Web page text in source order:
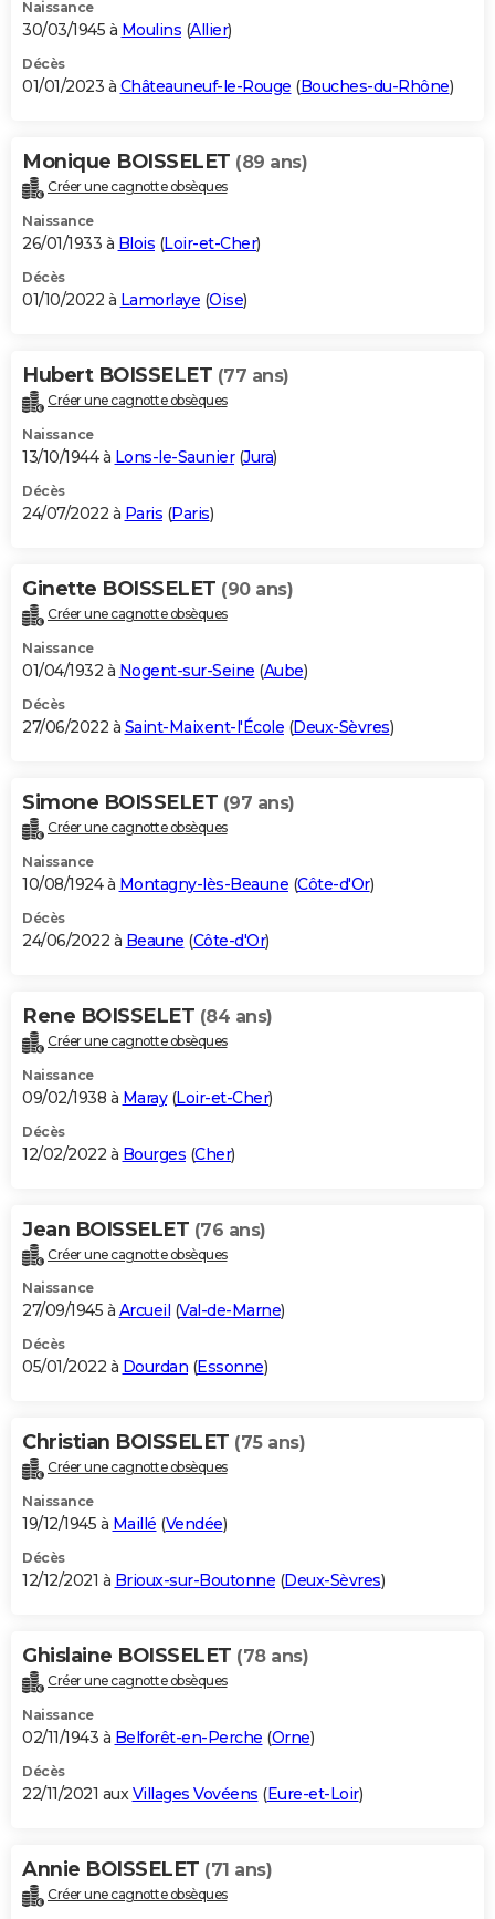
Naissance
30/03/1945 à Moulins (Allier)
Décès
01/01/2023 à Châteauneuf-le-Rouge (Bouches-du-Rhône)
Monique BOISSELET (89 ans)
Créer une cagnotte obsèques
Naissance
26/01/1933 à Blois (Loir-et-Cher)
Décès
01/10/2022 à Lamorlaye (Oise)
Hubert BOISSELET (77 ans)
Créer une cagnotte obsèques
Naissance
13/10/1944 à Lons-le-Saunier(Jura)
Décès
24/07/2022 à Paris (Paris)
Ginette BOISSELET (90 ans)
Créer une cagnotte obsèques
Naissance
01/04/1932 à Nogent-sur-Seine (Aube)
Décès
27/06/2022 à Saint-Maixent-l'École (Deux-Sèvres)
Simone BOISSELET (97 ans)
Créer une cagnotte obsèques
Naissance
10/08/1924 à Montagny-lès-Beaune (Côte-d'Or)
Décès
24/06/2022 à Beaune (Côte-d'Or)
Rene BOISSELET (84 ans)
Créer une cagnotte obsèques
Naissance
09/02/1938 à Maray(Loir-et-Cher)
Décès
12/02/2022 à Bourges (Cher)
Jean BOISSELET (76 ans)
Créer une cagnotte obsèques
Naissance
27/09/1945 à Arcueil (Val-de-Marne)
Décès
05/01/2022 à Dourdan (Essonne)
Christian BOISSELET (75 ans)
Créer une cagnotte obsèques
Naissance
19/12/1945 à Maillé (Vendée)
Décès
12/12/2021 à Brioux-sur-Boutonne (Deux-Sèvres)
Ghislaine BOISSELET (78 ans)
Créer une cagnotte obsèques
Naissance
02/11/1943 à Belforêt-en-Perche (Orne)
Décès
22/11/2021 auxVillages Vovéens (Eure-et-Loir)
Annie BOISSELET (71 ans)
Créer une cagnotte obsèques